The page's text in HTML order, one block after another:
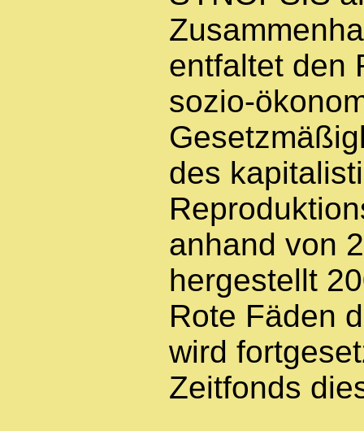
entfaltet den
sozio-
des
anhand von
hergestellt
Rote Fäden
wird
Zeitfonds